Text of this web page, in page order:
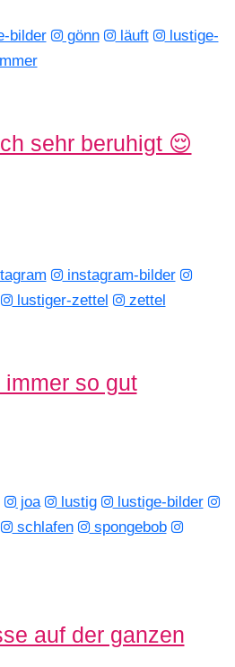
bilder gönn läuft
lustige-
sehr beruhigt 😌
instagram-bilder
lustiger-zettel zettel
so gut
joa lustig
lustige-bilder
schlafen
spongebob
auf der ganzen